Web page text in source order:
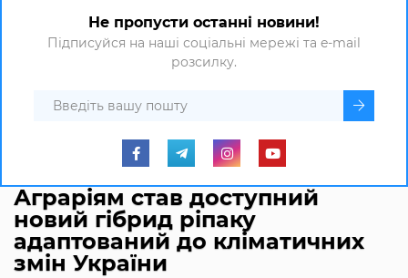
Не пропусти останні новини!
Підписуйся на наші соціальні мережі та e-mail
розсилку.
Аграріям став доступний
новий гібрид ріпаку
адаптований до кліматичних
змін України